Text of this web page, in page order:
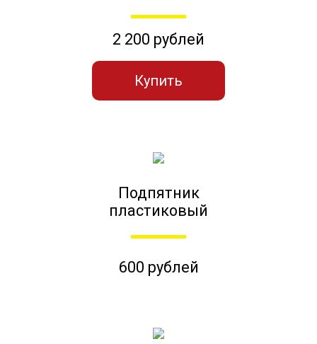
2 200 рублей
Купить
Подпятник
пластиковый
600 рублей